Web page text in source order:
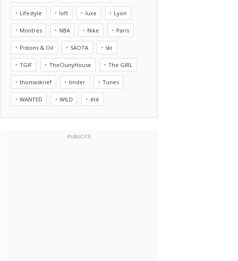
Lifestyle loft luxe Lyon
Montres NBA Nike Paris
Pistons & Oil SAOTA ski
TGIF TheClunyHouse The GIRL
thomaskrief tinder Tunes
WANTED WILD été
PUBLICITÉ